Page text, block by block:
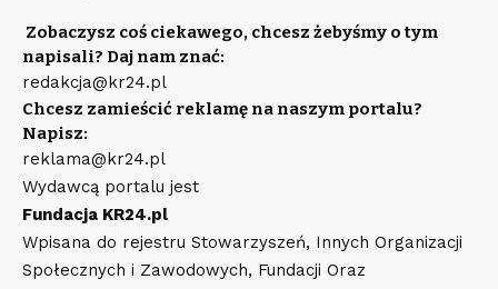
Zobaczysz coś ciekawego, chcesz żebyśmy o tym
napisali? Daj nam znać:
redakcja@kr24.pl
Chcesz zamieścić reklamę na naszym portalu?
Napisz:
reklama@kr24.pl
Wydawcą portalu jest
Fundacja KR24.pl
Wpisana do rejestru Stowarzyszeń, Innych Organizacji
Społecznych i Zawodowych, Fundacji Oraz